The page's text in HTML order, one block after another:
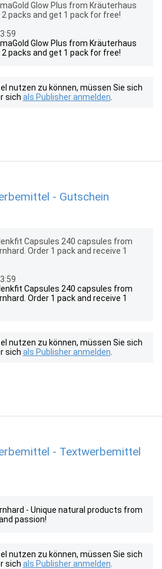
Glow Plus from Kräuterhaus
packs and get 1 pack for free!
Glow Plus from Kräuterhaus
packs and get 1 pack for free!
nutzen zu können, müssen Sie sich
sich als Publisher anmelden
- Gutschein
Capsules 240 capsules from
Order 1 pack and receive 1
Capsules 240 capsules from
Order 1 pack and receive 1
nutzen zu können, müssen Sie sich
sich als Publisher anmelden
- Textwerbemittel
- Unique natural products from
passion!
nutzen zu können, müssen Sie sich
sich als Publisher anmelden